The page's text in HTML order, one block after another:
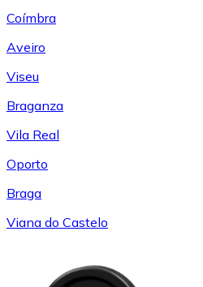
Coímbra
Aveiro
Viseu
Braganza
Vila Real
Oporto
Braga
Viana do Castelo